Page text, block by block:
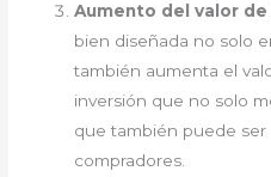
Aumento del valor
bien diseñada no solo
también aumenta el
inversión que no solo
que también puede ser
compradores.